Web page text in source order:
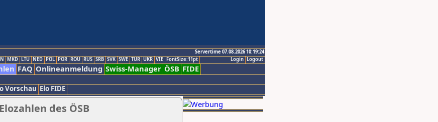
Servertime 07.08.2026 10:19:24
Logout
Login
MKD LTU NED POL POR ROU RUS SRB SVK SWE TUR UKR VIE FontSize:11pt
FAQ Onlineanmeldung Swiss-Manager ÖSB FIDE
Vorschau Elo FIDE
des ÖSB